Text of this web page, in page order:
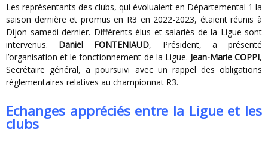
Les représentants des clubs, qui évoluaient en Départemental 1 la
saison dernière et promus en R3 en 2022-2023, étaient réunis à
Dijon samedi dernier. Différents élus et salariés de la Ligue sont
intervenus. Daniel FONTENIAUD, Président, a présenté
l’organisation et le fonctionnement de la Ligue. Jean-Marie COPPI,
Secrétaire général, a poursuivi avec un rappel des obligations
réglementaires relatives au championnat R3.
Echanges appréciés entre la Ligue et les
clubs